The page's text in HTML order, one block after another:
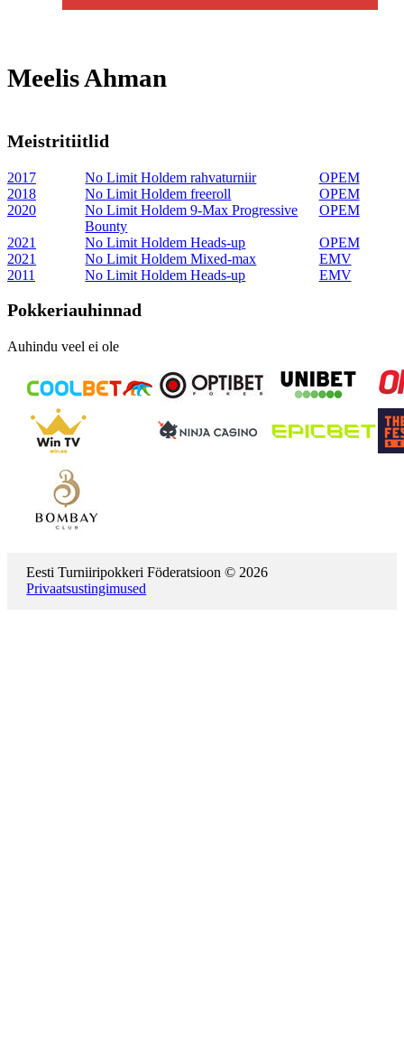
Meelis Ahman
Meistritiitlid
2017 No Limit Holdem rahvaturniir
OPEM
2018
No Limit Holdem freeroll
OPEM
2020
No Limit Holdem 9-Max Progressive
Bounty
OPEM
2021 No Limit Holdem Heads-up
OPEM
2021
No Limit Holdem Mixed-max
EMV
2011
No Limit Holdem Heads-up EMV
Pokkeriauhinnad
Auhindu veel ei ole
Eesti Turniiripokkeri Föderatsioon © 2026
Privaatsustingimused